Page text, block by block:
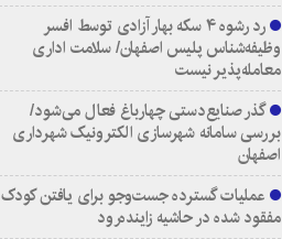
رد رشوه ۴ سکه بهار آزادی توسط افسر
وظیفه‌شناس پلیس اصفهان/ سلامت اداری
معامله‌پذیر نیست
گذر صنایع‌دستی چهارباغ فعال می‌شود/
بررسی سامانه شهرسازی الکترونیک شهرداری
اصفهان
عملیات گسترده جست‌وجو برای یافتن کودک
مفقود شده در حاشیه زاینده‌رود